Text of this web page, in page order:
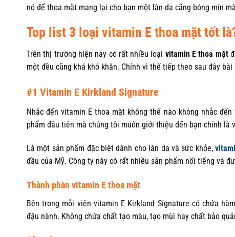
nó để thoa mặt mang lại cho bạn một làn da căng bóng mịn
Top list 3 loại vitamin E thoa mặt tốt
Trên thị trường hiện nay có rất nhiều loại vitamin E thoa mặt
một đều cũng khá khó khăn. Chính vì thế tiếp theo sau đây bài
#1 Vitamin E Kirkland Signature
Nhắc đến vitamin E thoa mặt không thể nào không nhắc
phẩm đầu tiên mà chúng tôi muốn giới thiệu đến bạn chính là
Là một sản phẩm đặc biệt dành cho làn da và sức khỏe,
đầu của Mỹ. Công ty này có rất nhiều sản phẩm nổi tiếng và
Thành phần vitamin E thoa mặt
Bên trong mỗi viên vitamin E Kirkland Signature có chứa
đậu nành. Không chứa chất tạo màu, tạo mùi hay chất bảo